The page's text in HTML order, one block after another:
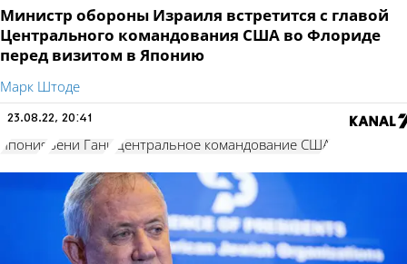
Министр обороны Израиля встретится с главой
Центрального командования США во Флориде
перед визитом в Японию
Марк Штоде
23.08.22, 20:41
Япония Бени Ганц Центральное командование США